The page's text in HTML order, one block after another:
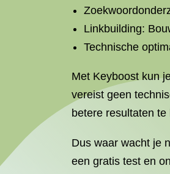
Linkbuilding:
Technische
Met Keyboost kun
vereist geen
betere resultaten te
Dus waar wacht je
een gratis test en